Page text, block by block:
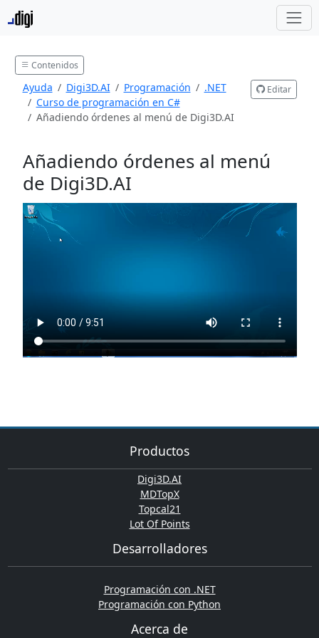
Contenidos
Ayuda Digi3D.AI Programación
.NET
Curso de programación en C#
Añadiendo órdenes al menú de Digi3D.AI
Editar
Añadiendo órdenes al menú
de Digi3D.AI
Productos
Digi3D.AI
MDTopX
Topcal21
Lot Of Points
Desarrolladores
Programación con .NET
Programación con Python
Acerca de